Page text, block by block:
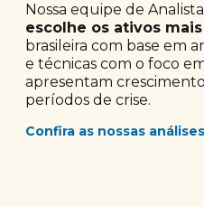
Nossa equipe de
escolhe os ativos
brasileira com base em
e técnicas com o foco
apresentam
períodos de crise.
Confira as nossas análises